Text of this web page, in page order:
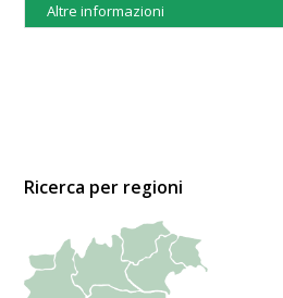
Altre informazioni
Ricerca per regioni